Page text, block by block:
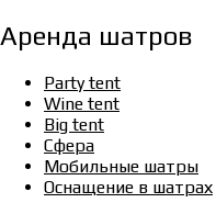
Аренда шатров
Party tent
Wine tent
Big tent
Сфера
Мобильные шатры
Оснащение в шатрах